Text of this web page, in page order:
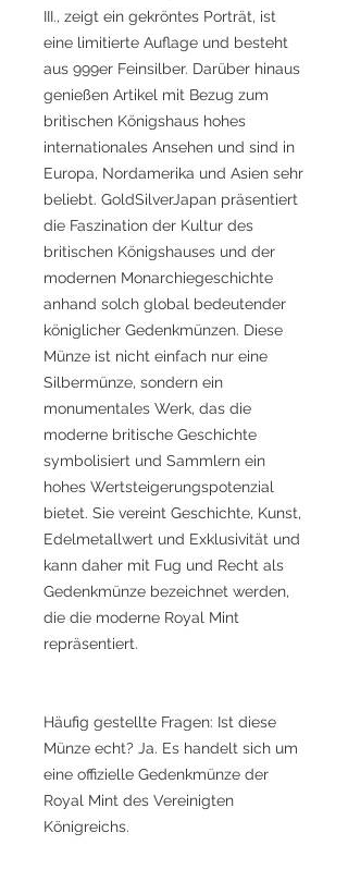
III., zeigt ein gekröntes Porträt, ist
eine limitierte Auflage und besteht
aus 999er Feinsilber. Darüber hinaus
genießen Artikel mit Bezug zum
britischen Königshaus hohes
internationales Ansehen und sind in
Europa, Nordamerika und Asien sehr
beliebt. GoldSilverJapan präsentiert
die Faszination der Kultur des
britischen Königshauses und der
modernen Monarchiegeschichte
anhand solch global bedeutender
königlicher Gedenkmünzen. Diese
Münze ist nicht einfach nur eine
Silbermünze, sondern ein
monumentales Werk, das die
moderne britische Geschichte
symbolisiert und Sammlern ein
hohes Wertsteigerungspotenzial
bietet. Sie vereint Geschichte, Kunst,
Edelmetallwert und Exklusivität und
kann daher mit Fug und Recht als
Gedenkmünze bezeichnet werden,
die die moderne Royal Mint
repräsentiert.
Häufig gestellte Fragen: Ist diese
Münze echt? Ja. Es handelt sich um
eine offizielle Gedenkmünze der
Royal Mint des Vereinigten
Königreichs.